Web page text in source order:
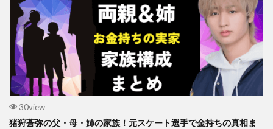
30view
猪狩蒼弥の父・母・姉の家族！元スケート選手で金持ちの真相ま